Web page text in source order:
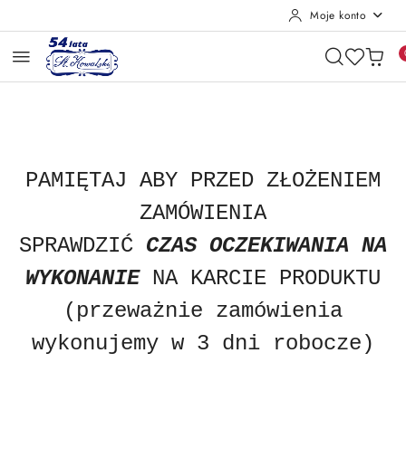
Moje konto
PAMIĘTAJ ABY PRZED ZŁOŻENIEM
ZAMÓWIENIA
SPRAWDZIĆ CZAS OCZEKIWANIA NA
WYKONANIENA KARCIE PRODUKTU
(przeważnie zamówienia
wykonujemy w 3 dni robocze)